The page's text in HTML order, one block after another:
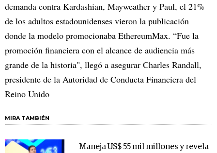
demanda contra Kardashian, Mayweather y Paul, el 21%
de los adultos estadounidenses vieron la publicación
donde la modelo promocionaba EthereumMax. “Fue la
promoción financiera con el alcance de audiencia más
grande de la historia", llegó a asegurar Charles Randall,
presidente de la Autoridad de Conducta Financiera del
Reino Unido
MIRA TAMBIÉN
Maneja US$ 55 mil millones y revela